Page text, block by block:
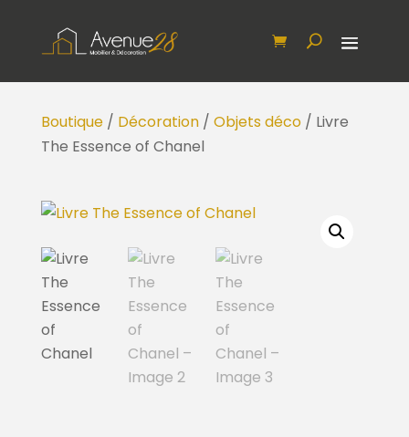
Boutique/ Décoration/ Objets déco/ Livre
The Essence of Chanel